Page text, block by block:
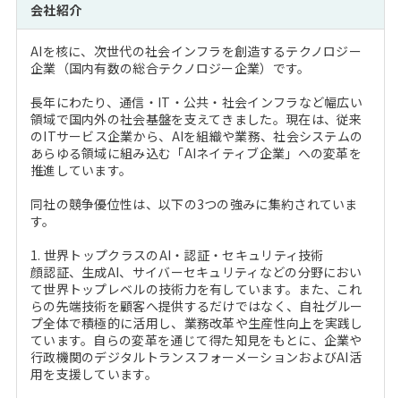
会社紹介
AIを核に、次世代の社会インフラを創造するテクノロジー
企業（国内有数の総合テクノロジー企業）です。
長年にわたり、通信・IT・公共・社会インフラなど幅広い
領域で国内外の社会基盤を支えてきました。現在は、従来
のITサービス企業から、AIを組織や業務、社会システムの
あらゆる領域に組み込む「AIネイティブ企業」への変革を
推進しています。
同社の競争優位性は、以下の3つの強みに集約されていま
す。
1. 世界トップクラスのAI・認証・セキュリティ技術
顔認証、生成AI、サイバーセキュリティなどの分野におい
て世界トップレベルの技術力を有しています。また、これ
らの先端技術を顧客へ提供するだけではなく、自社グルー
プ全体で積極的に活用し、業務改革や生産性向上を実践し
ています。自らの変革を通じて得た知見をもとに、企業や
行政機関のデジタルトランスフォーメーションおよびAI活
用を支援しています。